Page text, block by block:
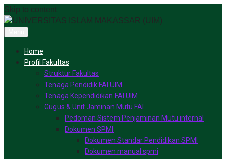
Skip to content
Home
Profil Fakultas
Struktur Fakultas
Tenaga Pendidik FAI UIM
Tenaga Kependidikan FAI UIM
Gugus & Unit Jaminan Mutu FAI
Pedoman Sistem Penjaminan Mutu internal
Dokumen SPMI
Dokumen Standar Pendidikan SPMI
Dokumen manual spmi